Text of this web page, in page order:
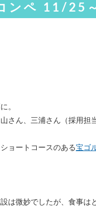
ンペ 11/25
。
さん、三浦さん（採用担
ョートコースのある宝ゴ
は微妙でしたが、食事は